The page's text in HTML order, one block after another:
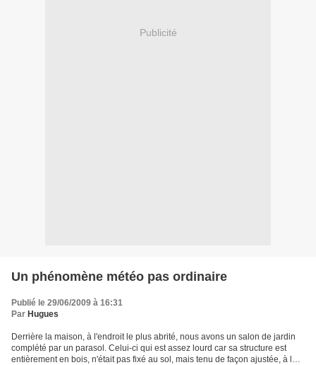
Publicité
Un phénomène météo pas ordinaire
Publié le 29/06/2009 à 16:31
Par Hugues
Derrière la maison, à l'endroit le plus abrité, nous avons un salon de jardin
complété par un parasol. Celui-ci qui est assez lourd car sa structure est
entièrement en bois, n'était pas fixé au sol, mais tenu de façon ajustée, à la